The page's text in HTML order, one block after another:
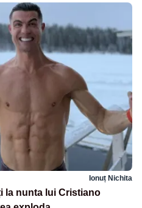
Ionuț Nichita
la nunta lui Cristiano